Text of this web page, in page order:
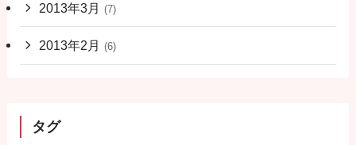
2013年3月 (7)
2013年2月 (6)
タグ